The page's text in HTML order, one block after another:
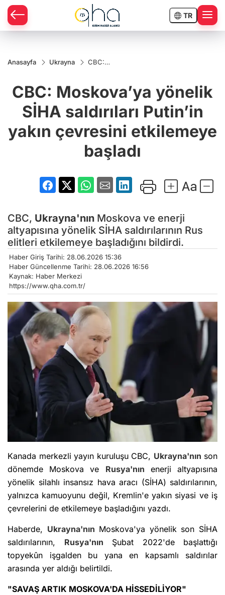
TR
Anasayfa Ukrayna
CBC:
SİHA
saldırıları
yakın
çevresini
etkilemeye
başladı
CBC: Moskova’ya yönelik
SİHA saldırıları Putin’in
yakın çevresini etkilemeye
başladı
CBC, Ukrayna'nın Moskova ve enerji
altyapısına yönelik SİHA saldırılarının Rus
elitleri etkilemeye başladığını bildirdi.
Haber Giriş Tarihi: 28.06.2026 15:36
Haber Güncellenme Tarihi: 28.06.2026 16:56
Kaynak: Haber Merkezi
https://www.qha.com.tr/
Kanada merkezli yayın kuruluşu CBC, Ukrayna'nın son
dönemde Moskova ve Rusya'nın enerji altyapısına
yönelik silahlı insansız hava aracı (SİHA) saldırılarının,
yalnızca kamuoyunu değil, Kremlin'e yakın siyasi ve iş
çevrelerini de etkilemeye başladığını yazdı.
Haberde, Ukrayna'nın Moskova'ya yönelik son SİHA
saldırılarının, Rusya'nın Şubat 2022'de başlattığı
topyekûn işgalden bu yana en kapsamlı saldırılar
arasında yer aldığı belirtildi.
"SAVAŞ ARTIK MOSKOVA'DA HİSSEDİLİYOR"